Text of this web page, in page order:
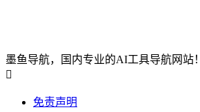
墨鱼导航，国内专业的AI工具导航网站！

免责声明